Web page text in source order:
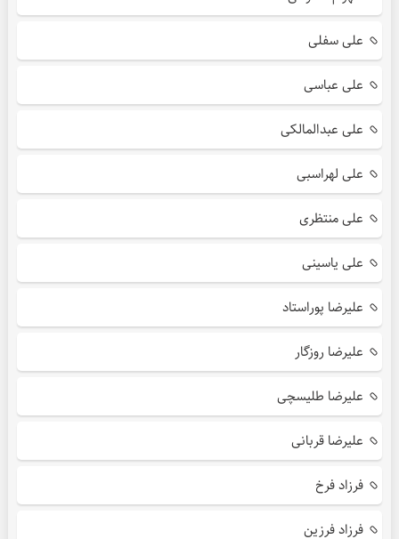
علی سفلی
علی عباسی
علی عبدالمالکی
علی لهراسبی
علی منتظری
علی یاسینی
علیرضا پوراستاد
علیرضا روزگار
علیرضا طلیسچی
علیرضا قربانی
فرزاد فرخ
فرزاد فرزین